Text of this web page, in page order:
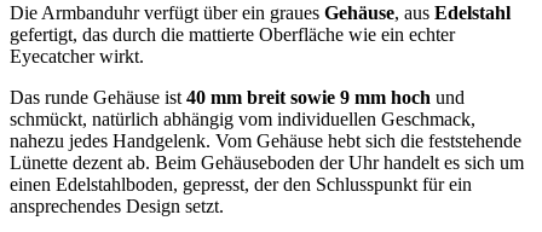
Die Armbanduhr verfügt über ein graues Gehäuse, aus Edelstahl
gefertigt, das durch die mattierte Oberfläche wie ein echter
Eyecatcher wirkt.
Das runde Gehäuse ist 40 mm breit sowie 9 mm hoch und
schmückt, natürlich abhängig vom individuellen Geschmack,
nahezu jedes Handgelenk. Vom Gehäuse hebt sich die feststehende
Lünette dezent ab. Beim Gehäuseboden der Uhr handelt es sich um
einen Edelstahlboden, gepresst, der den Schlusspunkt für ein
ansprechendes Design setzt.